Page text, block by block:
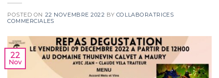
POSTED ON 22 NOVEMBRE 2022 BY COLLABORATRICES
COMMERCIALES
22
Nov